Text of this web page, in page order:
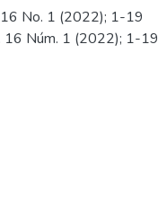
16 No. 1 (2022); 1-19
16 Núm. 1 (2022); 1-19